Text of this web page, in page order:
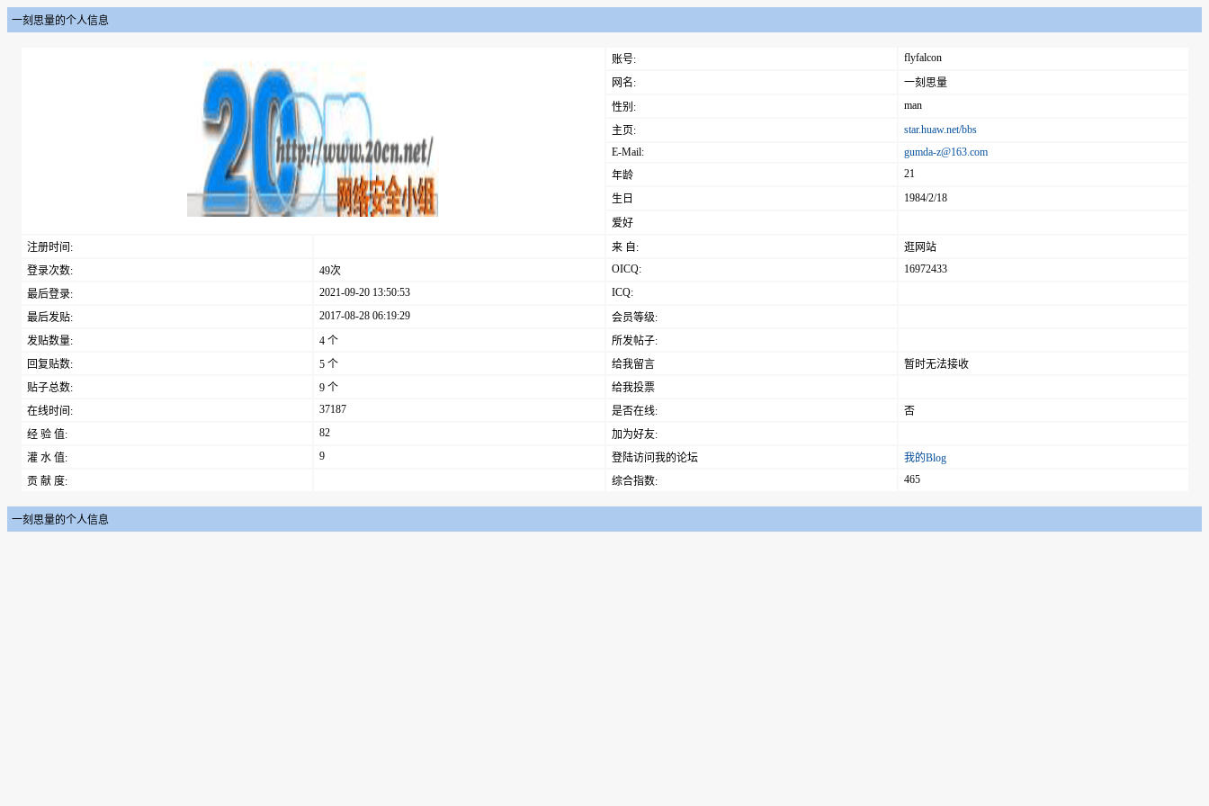
一刻思量的个人信息
账号:
flyfalcon
网名:
一刻思量
性别:
man
主页:
star.huaw.net/bbs
E-Mail:
gumda-z@163.com
年龄
21
生日
1984/2/18
爱好
注册时间:
来 自:
逛网站
登录次数:
49次 OICQ:
16972433
最后登录:
2021-09-20 13:50:53
ICQ:
最后发贴:
2017-08-28 06:19:29
会员等级:
发贴数量:
4 个
所发帖子:
回复贴数:
5 个 给我留言
暂时无法接收
贴子总数:
9 个
给我投票
在线时间:
37187 是否在线:
否
经 验 值:
82
加为好友:
灌 水 值:
9 登陆访问我的论坛
我的Blog
贡 献 度:
综合指数: 465
一刻思量的个人信息